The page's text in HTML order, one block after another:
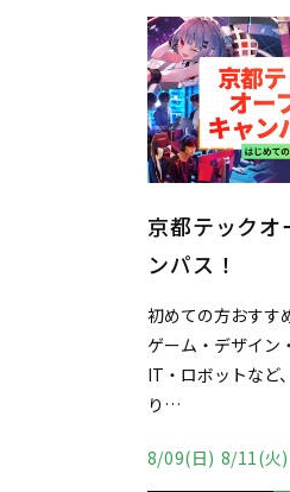
9/13(日) 10/18(
学校説明会＆
アー
初めてのご来校の
と最新設備で、京
わかる！ 土曜日
見学…
8/08(土) 8/15(土)